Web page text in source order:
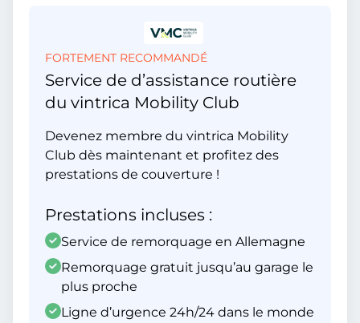
FORTEMENT RECOMMANDÉ
Service de d’assistance routière
du vintrica Mobility Club
Devenez membre du vintrica Mobility
Club dès maintenant et profitez des
prestations de couverture !
Prestations incluses :
Service de remorquage en Allemagne
Remorquage gratuit jusqu’au garage le
plus proche
Ligne d’urgence 24h/24 dans le monde